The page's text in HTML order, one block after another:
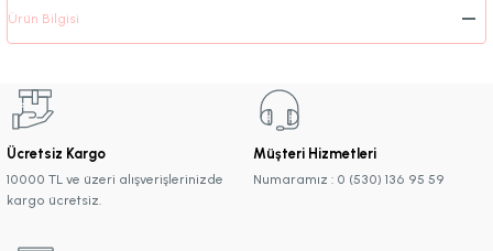
Ürün Bilgisi
Ücretsiz Kargo
10000 TL ve üzeri alışverişlerinizde
kargo ücretsiz.
Müşteri Hizmetleri
Numaramız : 0 (530) 136 95 59